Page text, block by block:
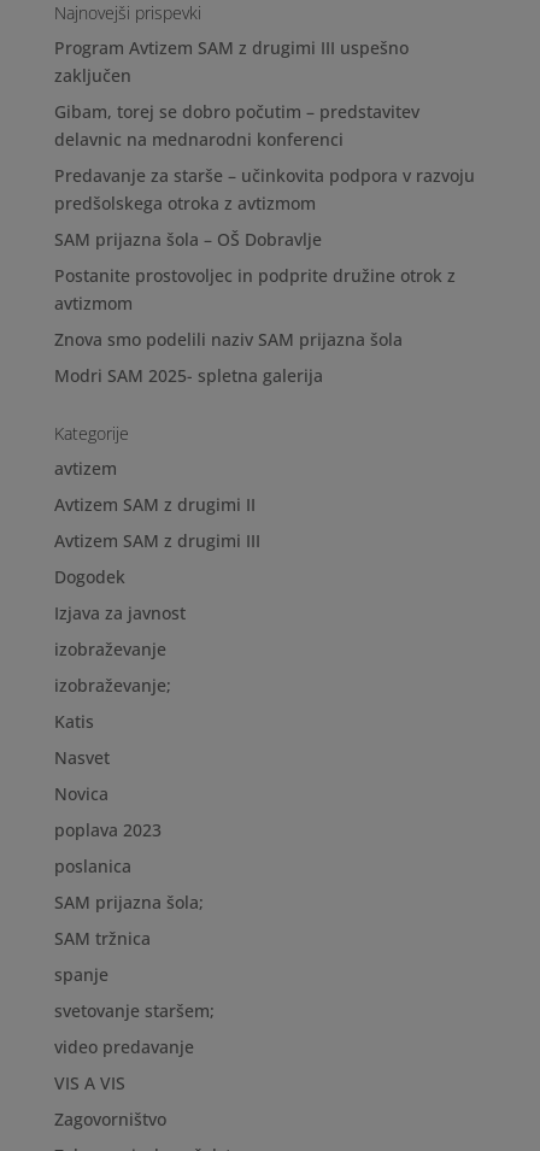
Najnovejši prispevki
Program Avtizem SAM z drugimi III uspešno
zaključen
Gibam, torej se dobro počutim – predstavitev
delavnic na mednarodni konferenci
Predavanje za starše – učinkovita podpora v razvoju
predšolskega otroka z avtizmom
SAM prijazna šola – OŠ Dobravlje
Postanite prostovoljec in podprite družine otrok z
avtizmom
Znova smo podelili naziv SAM prijazna šola
Modri SAM 2025- spletna galerija
Kategorije
avtizem
Avtizem SAM z drugimi II
Avtizem SAM z drugimi III
Dogodek
Izjava za javnost
izobraževanje
izobraževanje;
Katis
Nasvet
Novica
poplava 2023
poslanica
SAM prijazna šola;
SAM tržnica
spanje
svetovanje staršem;
video predavanje
VIS A VIS
Zagovorništvo